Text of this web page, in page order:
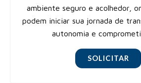
ambiente seguro e acolhedor,
podem iniciar sua jornada de
autonomia e
SOLICITAR